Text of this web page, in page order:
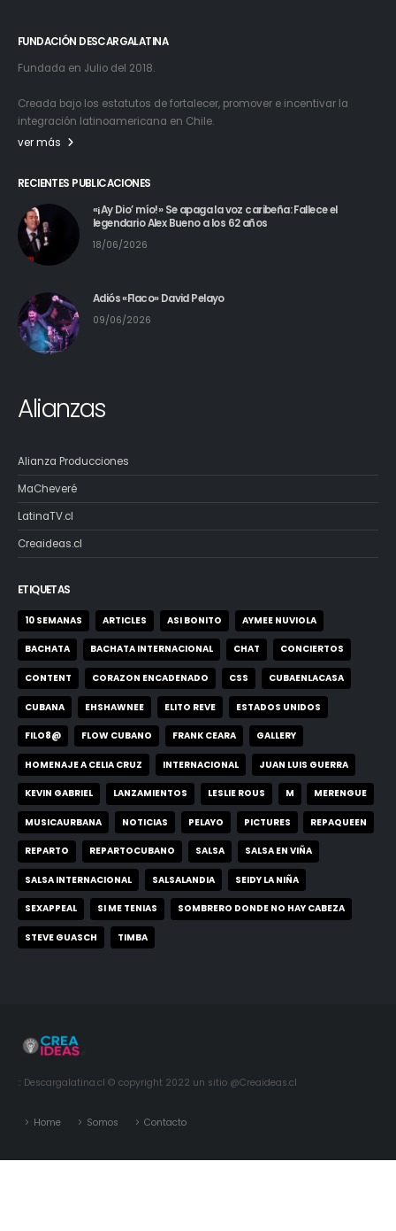
FUNDACIÓN DESCARGALATINA
Fundada en Julio del 2018.
Creada bajo los estatutos de fortalecer, promover e incentivar la
integración latinoamericana en Chile.
ver más
RECIENTES PUBLICACIONES
«¡Ay Dio’ mío!» Se apaga la voz caribeña: Fallece el
legendario Alex Bueno a los 62 años
18/06/2026
Adiós «Flaco» David Pelayo
09/06/2026
Alianzas
Alianza Producciones
MaCheveré
LatinaTV.cl
Creaideas.cl
ETIQUETAS
10 SEMANAS ARTICLES ASI BONITO AYMEE NUVIOLA
BACHATA BACHATA INTERNACIONAL CHAT CONCIERTOS
CONTENT CORAZON ENCADENADO CSS CUBAENLACASA
CUBANA EHSHAWNEE ELITO REVE ESTADOS UNIDOS
FILO8@ FLOW CUBANO FRANK CEARA GALLERY
HOMENAJE A CELIA CRUZ INTERNACIONAL JUAN LUIS GUERRA
KEVIN GABRIEL LANZAMIENTOS LESLIE ROUS M MERENGUE
MUSICAURBANA NOTICIAS PELAYO PICTURES REPAQUEEN
REPARTO REPARTOCUBANO SALSA SALSA EN VIÑA
SALSA INTERNACIONAL SALSALANDIA SEIDY LA NIÑA
SEXAPPEAL SI ME TENIAS SOMBRERO DONDE NO HAY CABEZA
STEVE GUASCH TIMBA
:: Descargalatina.cl © copyright 2022 un sitio @Creaideas.cl
Home Somos Contacto